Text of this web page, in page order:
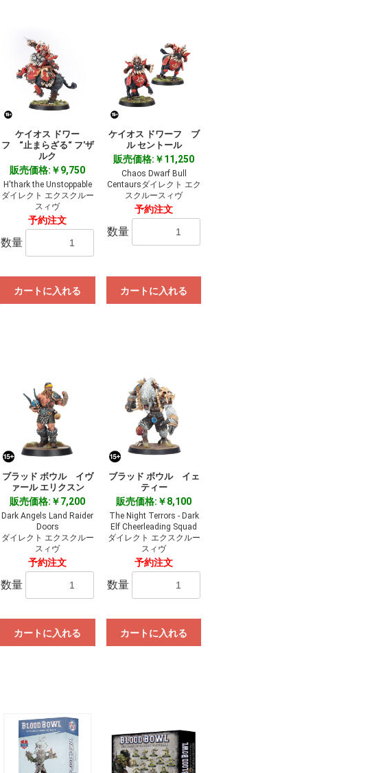
ケイオス ドワー
フ “止まらざる“ フ'ザ
ルク
販売価格:￥9,750
H'thark the Unstoppable
ダイレクト エクスクルー
スィヴ
予約注文
数量
カートに入れる
ケイオス ドワーフ ブ
ル セントール
販売価格:￥11,250
Chaos Dwarf Bull
Centaursダイレクト エク
スクルースィヴ
予約注文
数量
カートに入れる
ブラッド ボウル イヴ
ァール エリクスン
販売価格:￥7,200
Dark Angels Land Raider
Doors
ダイレクト エクスクルー
スィヴ
予約注文
数量
カートに入れる
ブラッド ボウル イェ
ティー
販売価格:￥8,100
The Night Terrors - Dark
Elf Cheerleading Squad
ダイレクト エクスクルー
スィヴ
予約注文
数量
カートに入れる